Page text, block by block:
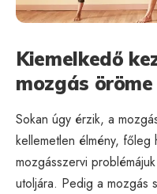
Kiemelkedő
mozgás öröme
Sokan úgy érzik, a
kellemetlen élmény, főleg
mozgásszervi
utoljára. Pedig a mozgás